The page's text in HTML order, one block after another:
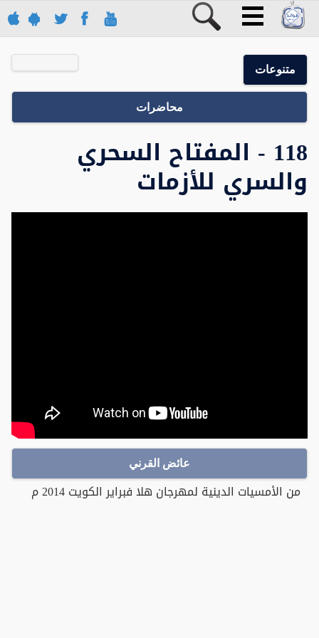
متنوعات
محاضرات
118 - المفتاح السحري
والسري للأزمات
عائض القرني
من الأمسيات الدينية لمهرجان هلا فبراير الكويت 2014 م